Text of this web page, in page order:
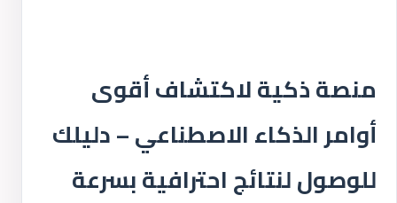
منصة ذكية لاكتشاف أقوى
أوامر الذكاء الاصطناعي – دليلك
للوصول لنتائج احترافية بسرعة